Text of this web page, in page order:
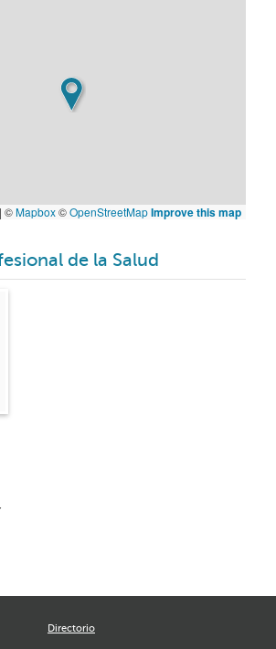
| ©Mapbox©OpenStreetMapImprove this map
de la Salud
Directorio